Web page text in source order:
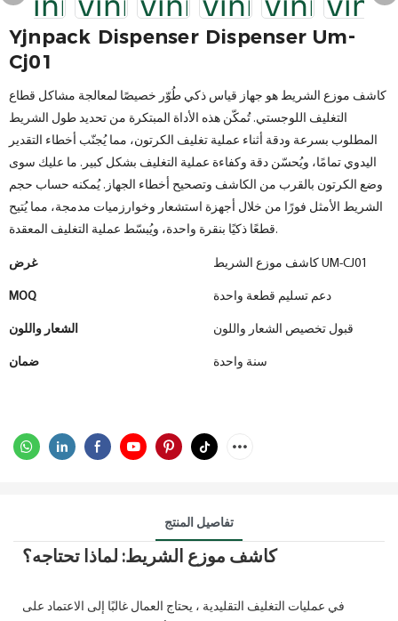
Yjnpack Dispenser Dispenser Um-
Cj01
كاشف موزع الشريط هو جهاز قياس ذكي طُوّر خصيصًا لمعالجة مشاكل قطاع
التغليف اللوجستي. تُمكّن هذه الأداة المبتكرة من تحديد طول الشريط
المطلوب بسرعة ودقة أثناء عملية تغليف الكرتون، مما يُجنّب أخطاء التقدير
اليدوي تمامًا، ويُحسّن دقة وكفاءة عملية التغليف بشكل كبير. ما عليك سوى
وضع الكرتون بالقرب من الكاشف وتصحيح أخطاء الجهاز. يُمكنه حساب حجم
الشريط الأمثل فورًا من خلال أجهزة استشعار وخوارزميات مدمجة، مما يُتيح
قطعًا ذكيًا بنقرة واحدة، ويُبسّط عملية التغليف المعقدة.
غرض كاشف موزع الشريط UM-CJ01
MOQ دعم تسليم قطعة واحدة
الشعار واللون قبول تخصيص الشعار واللون
ضمان سنة واحدة
تفاصيل المنتج
كاشف موزع الشريط: لماذا تحتاجه؟
في عمليات التغليف التقليدية ، يحتاج العمال غالبًا إلى الاعتماد على